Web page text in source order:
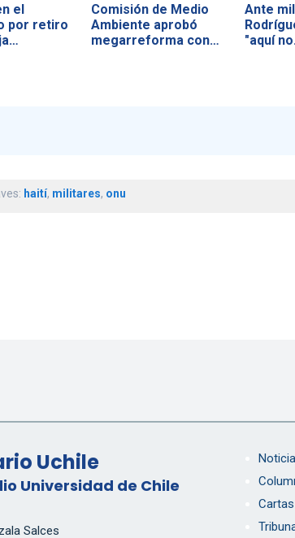
el
por retiro
Comisión de Medio
Ambiente aprobó
megarreforma con…
Ante
"aquí
haití, militares, onu
Uchile
Universidad de Chile
Salces